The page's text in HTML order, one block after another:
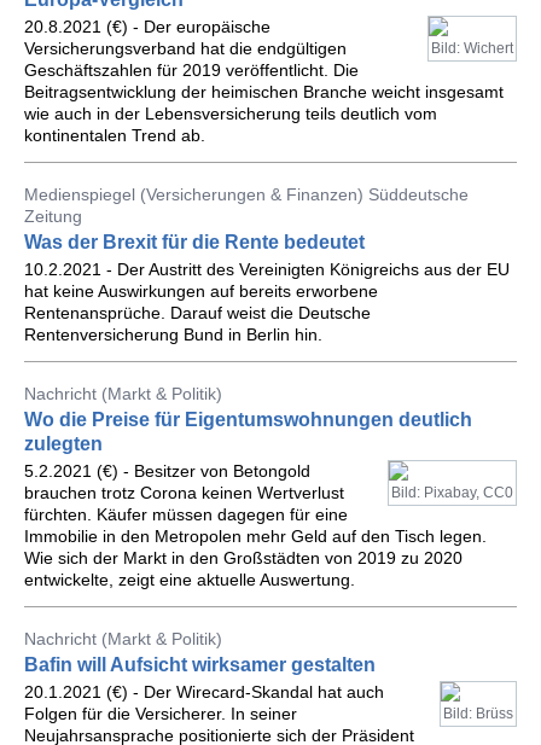
Bild: Wichert
20.8.2021 (€) - Der europäische
Versicherungsverband hat die endgültigen
Geschäftszahlen für 2019 veröffentlicht. Die
Beitragsentwicklung der heimischen Branche weicht insgesamt
wie auch in der Lebensversicherung teils deutlich vom
kontinentalen Trend ab.
Medienspiegel (Versicherungen & Finanzen) Süddeutsche
Zeitung
Was der Brexit für die Rente bedeutet
10.2.2021 - Der Austritt des Vereinigten Königreichs aus der EU
hat keine Auswirkungen auf bereits erworbene
Rentenansprüche. Darauf weist die Deutsche
Rentenversicherung Bund in Berlin hin.
Nachricht (Markt & Politik)
Wo die Preise für Eigentumswohnungen deutlich
zulegten
Bild: Pixabay, CC0
5.2.2021 (€) - Besitzer von Betongold
brauchen trotz Corona keinen Wertverlust
fürchten. Käufer müssen dagegen für eine
Immobilie in den Metropolen mehr Geld auf den Tisch legen.
Wie sich der Markt in den Großstädten von 2019 zu 2020
entwickelte, zeigt eine aktuelle Auswertung.
Nachricht (Markt & Politik)
Bafin will Aufsicht wirksamer gestalten
Bild: Brüss
20.1.2021 (€) - Der Wirecard-Skandal hat auch
Folgen für die Versicherer. In seiner
Neujahrsansprache positionierte sich der Präsident